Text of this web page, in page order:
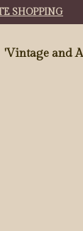
SHOPPING